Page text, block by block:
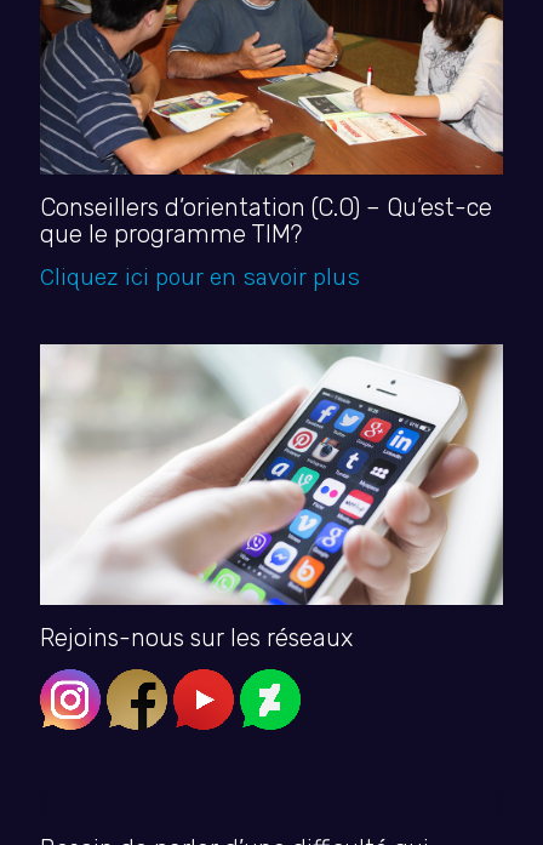
Conseillers d’orientation (C.O) – Qu’est-ce
que le programme TIM?
Cliquez ici pour en savoir plus
Rejoins-nous sur les réseaux